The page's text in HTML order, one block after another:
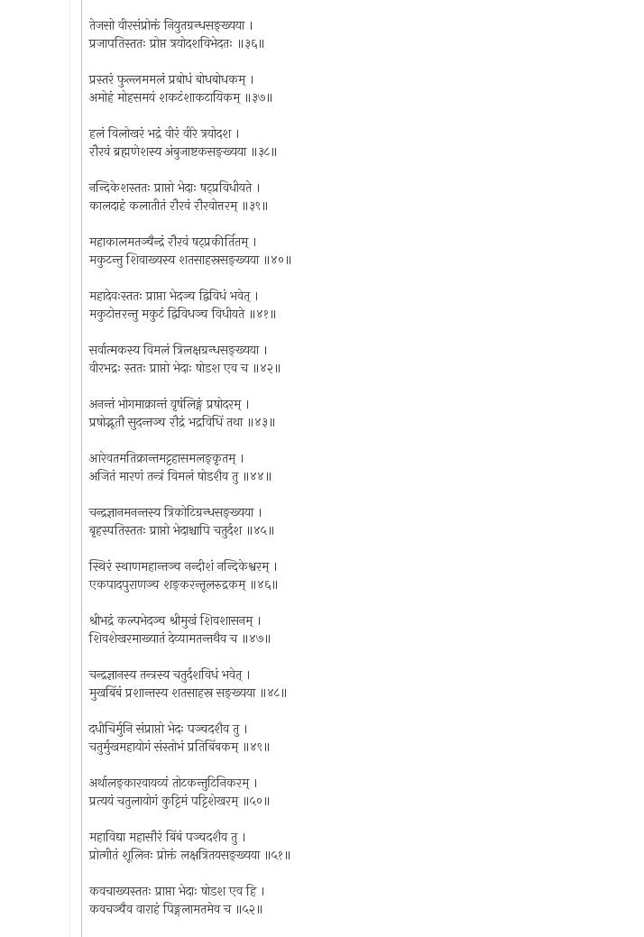
तेजसो वीरसंप्रोक्तं नियुतग्रन्धसङ्ख्यया ।
प्रजापतिस्ततः प्रोप्त त्रयोदशविभेदतः ॥३६॥
प्रस्तरं फुल्लममलं प्रबोधं बोधबोधकम् ।
अमोहं मोहसमयं शकटंशाकटायिकम् ॥३७॥
हलं विलोखरं भद्रं वीरं वीरे त्रयोदश ।
रौरवं ब्रह्मणेशस्य अंबुजाष्टकसङ्ख्यया ॥३८॥
नन्दिकेशस्ततः प्राप्तो भेदाः षट्प्रविधीयते ।
कालदाहं कलातीतं रौरवं रौरवोत्तरम् ॥३९॥
महाकालमतञ्चैन्द्रं रौरवं षट्प्रकीर्तितम् ।
मकुटन्तु शिवाख्यस्य शतसाहस्रसङ्ख्यया ॥४०॥
महादेवःस्ततः प्राप्ता भेदञ्च द्विविधं भवेत् ।
मकुटोत्तरन्तु मकुटं द्विविधञ्च विधीयते ॥४१॥
सर्वात्मकस्य विमलं त्रिलक्षग्रन्धसङ्ख्यया ।
वीरभद्रः स्ततः प्राप्तो भेदाः षोडश एव च ॥४२॥
अनन्तं भोगमाक्रान्तं वृषंलिङ्गं प्रषोदरम् ।
प्रषोद्भूतौ सुदन्तञ्च रौद्रं भद्रविधिं तथा ॥४३॥
आरेवतमतिक्रान्तमट्टहासमलङ्कृतम् ।
अजितं मारणं तन्त्रं विमलं षोडशैव तु ॥४४॥
चन्द्रज्ञानमनन्तस्य त्रिकोटिग्रन्धसङ्ख्यया ।
बृहस्पतिस्ततः प्राप्तो भेदाश्चापि चतुर्दश ॥४५॥
स्थिरं स्थाणमहान्तञ्च नन्दीशं नन्दिकेश्वरम् ।
एकपादपुराणञ्च शङ्करन्तूलरुद्रकम् ॥४६॥
श्रीभद्रं कल्पभेदञ्च श्रीमुखं शिवशासनम् ।
शिवशेखरमाख्यातं देव्यामतन्तथैव च ॥४७॥
चन्द्रज्ञानस्य तन्त्रस्य चतुर्दशविधं भवेत् ।
मुखबिंबं प्रशान्तस्य शतसाहस्र सङ्ख्यया ॥४८॥
दधीचिर्मुनि संप्राप्तो भेदः पञ्चदशैव तु ।
चतुर्मुखमहायोगं संस्तोभं प्रतिबिंबकम् ॥४९॥
अर्थालङ्कारवायव्यं तोटकन्तुटिनिकरम् ।
प्रत्ययं चतुलायोगं कुट्टिमं पट्टिशेखरम् ॥५०॥
महाविद्या महासौरं बिंबं पञ्चदशैव तु ।
प्रोत्गीतं शूलिनः प्रोक्तं लक्षत्रितयसङ्ख्यया ॥५१॥
कवचाख्यस्ततः प्राप्ता भेदाः षोडश एव हि ।
कवचञ्चैव वाराहं पिङ्गलामतमेव च ॥५२॥